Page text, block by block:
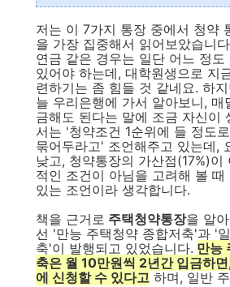
저는 이 7가지 통장 중에서 청약
을 가장 집중해서 읽어보았습니
연금 같은 경우는 일단 어느 정도
있어야 하는데, 대학원생으로 지
련하기는 좀 힘들 것 같네요. 하
늘 우리은행에 가서 알아보니, 매
금해도 된다는 말에 조금 자신이
서는 '청약조건 1순위에 들 정도
묶어두라고' 조언해주고 있는데,
낮고, 청약통장의 가산점(17%)이
적인 조건이 아님을 고려해 볼 때
있는 조언이라 생각합니다.
책을 근거로 주택청약통장을 알
선 '만능 주택청약 종합저축'과 '
축'이 발행되고 있었습니다. 만능
축은 월 10만원씩 2년간 입금하
에 신청할 수 있다고 하며, 일반